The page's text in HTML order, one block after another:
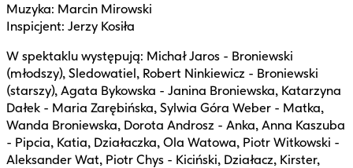
Muzyka: Marcin Mirowski
Inspicjent: Jerzy Kosiła
W spektaklu występują: Michał Jaros - Broniewski
(młodszy), Sledowatiel, Robert Ninkiewicz - Broniewski
(starszy), Agata Bykowska - Janina Broniewska, Katarzyna
Dałek - Maria Zarębińska, Sylwia Góra Weber - Matka,
Wanda Broniewska, Dorota Androsz - Anka, Anna Kaszuba
- Pipcia, Katia, Działaczka, Ola Watowa, Piotr Witkowski -
Aleksander Wat, Piotr Chys - Kiciński, Działacz, Kirster,